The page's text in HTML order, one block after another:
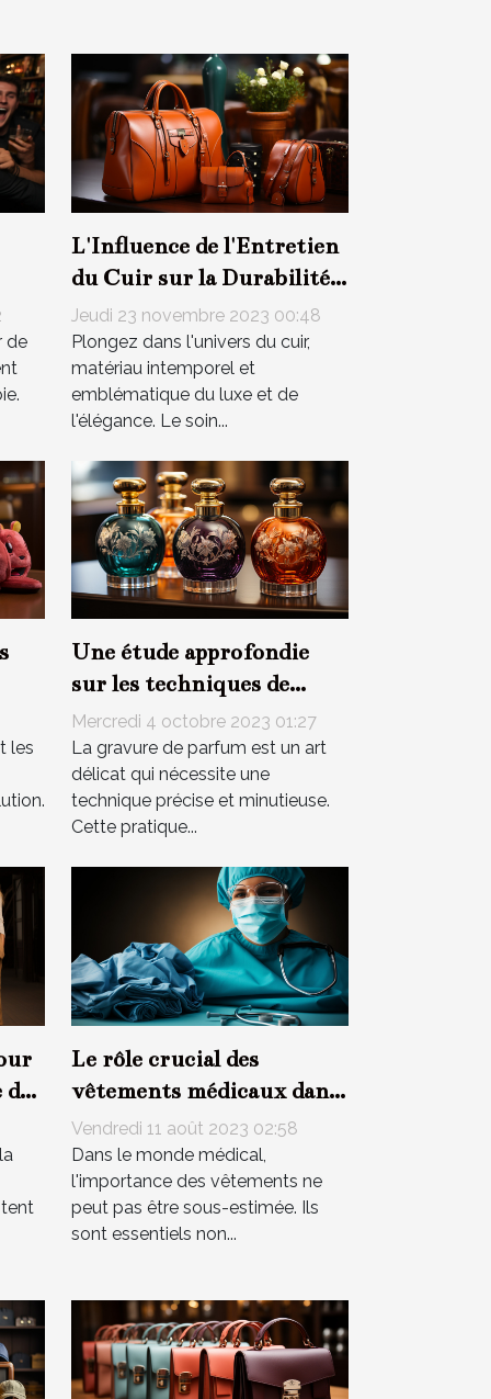
de
L'Influence de l'Entretien
du Cuir sur la Durabilité
de vos Accessoires de
Mode
Jeudi 23 novembre 2023 00:48
Plongez dans l'univers du cuir,
matériau intemporel et
emblématique du luxe et de
l'élégance. Le soin...
les
Une étude approfondie
sur les techniques de
gravure de parfum
Mercredi 4 octobre 2023 01:27
La gravure de parfum est un art
délicat qui nécessite une
technique précise et minutieuse.
Cette pratique...
Le rôle crucial des
vêtements médicaux dans
le confort des patients
Vendredi 11 août 2023 02:58
Dans le monde médical,
l'importance des vêtements ne
peut pas être sous-estimée. Ils
sont essentiels non...